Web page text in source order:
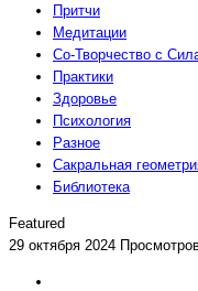
Притчи
Медитации
Со-Творчество с
Практики
Здоровье
Психология
Разное
Сакральная
Библиотека
Featured
29 октября 2024